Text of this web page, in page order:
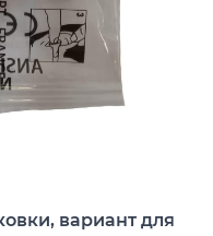
вариант для